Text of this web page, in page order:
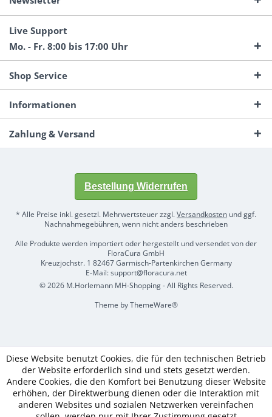
Live Support
Mo. - Fr. 8:00 bis 17:00 Uhr
Shop Service
Informationen
Zahlung & Versand
Bestellung Widerrufen
* Alle Preise inkl. gesetzl. Mehrwertsteuer zzgl.Versandkosten und ggf.
Nachnahmegebühren, wenn nicht anders beschrieben
Alle Produkte werden importiert oder hergestellt und versendet von der
FloraCura GmbH
Kreuzjochstr. 1 82467 Garmisch-Partenkirchen Germany
E-Mail: support@floracura.net
© 2026 M.Horlemann MH-Shopping - All Rights Reserved.
Theme byThemeWare®
Diese Website benutzt Cookies, die für den technischen Betrieb
der Website erforderlich sind und stets gesetzt werden.
Andere Cookies, die den Komfort bei Benutzung dieser Website
erhöhen, der Direktwerbung dienen oder die Interaktion mit
anderen Websites und sozialen Netzwerken vereinfachen